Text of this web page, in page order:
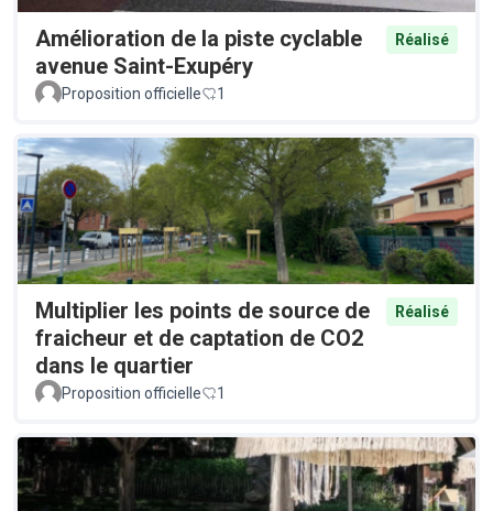
Amélioration de la piste cyclable
avenue Saint-Exupéry
Réalisé
Proposition officielle 1
Multiplier les points de source de
fraicheur et de captation de CO2
dans le quartier
Réalisé
Proposition officielle 1